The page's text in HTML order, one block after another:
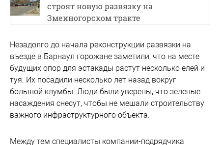
строят новую развязку на
Змеиногорском тракте
Незадолго до начала реконструкции развязки на
въезде в Барнаул горожане заметили, что на месте
будущих опор для эстакады растут несколько елей и
туя. Их посадили несколько лет назад вокруг
большой клумбы. Люди были уверены, что зеленые
насаждения снесут, чтобы не мешали строительству
важного инфраструктурного объекта.
Между тем специалисты компании-подрядчика